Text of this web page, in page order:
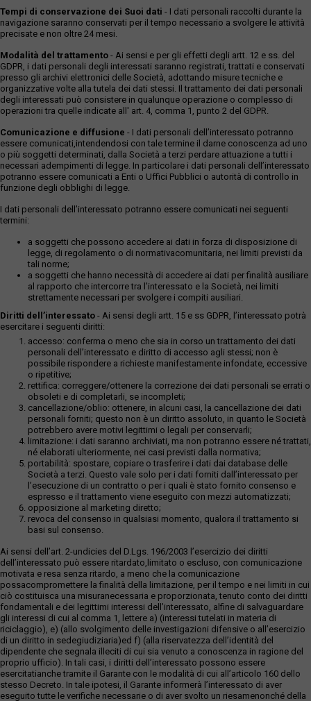
Tempi di conservazione dei Suoi dati - I dati personali raccolti durante la
navigazione saranno conservati per il tempo necessario a svolgere le attività
precisate e non oltre 24 mesi.
Modalità del trattamento - Ai sensi e per gli effetti degli artt. 12 e ss. del
GDPR, i dati personali degli interessati saranno registrati, trattati e conservati
presso gli archivi elettronici delle Società, adottando misure tecniche e
organizzative volte alla tutela dei dati stessi. Il trattamento dei dati personali
degli interessati può consistere in qualunque operazione o complesso di
operazioni tra quelle indicate all' art. 4, comma 1, punto 2 del GDPR.
Comunicazione e diffusione - I dati personali dell’interessato potranno
essere comunicati,intendendosi con tale termine il darne conoscenza ad uno
o più soggetti determinati, dalla Società a terzi perdare attuazione a tutti i
necessari adempimenti di legge. In particolare i dati personali dell’interessato
potranno essere comunicati a Enti o Uffici Pubblici o autorità di controllo in
funzione degli obblighi di legge.
I dati personali dell’interessato potranno essere comunicati nei seguenti
termini:
a soggetti che possono accedere ai dati in forza di disposizione di
legge, di regolamento o di normativacomunitaria, nei limiti previsti da
tali norme;
a soggetti che hanno necessità di accedere ai dati per finalità ausiliare
al rapporto che intercorre tra l’interessato e la Società, nei limiti
strettamente necessari per svolgere i compiti ausiliari.
Diritti dell’interessato - Ai sensi degli artt. 15 e ss GDPR, l’interessato potrà
esercitare i seguenti diritti:
accesso: conferma o meno che sia in corso un trattamento dei dati
personali dell’interessato e diritto di accesso agli stessi; non è
possibile rispondere a richieste manifestamente infondate, eccessive
o ripetitive;
rettifica: correggere/ottenere la correzione dei dati personali se errati o
obsoleti e di completarli, se incompleti;
cancellazione/oblio: ottenere, in alcuni casi, la cancellazione dei dati
personali forniti; questo non è un diritto assoluto, in quanto le Società
potrebbero avere motivi legittimi o legali per conservarli;
limitazione: i dati saranno archiviati, ma non potranno essere né trattati,
né elaborati ulteriormente, nei casi previsti dalla normativa;
portabilità: spostare, copiare o trasferire i dati dai database delle
Società a terzi. Questo vale solo per i dati forniti dall’interessato per
l’esecuzione di un contratto o per i quali è stato fornito consenso e
espresso e il trattamento viene eseguito con mezzi automatizzati;
opposizione al marketing diretto;
revoca del consenso in qualsiasi momento, qualora il trattamento si
basi sul consenso.
Ai sensi dell’art. 2-undicies del D.Lgs. 196/2003 l’esercizio dei diritti
dell’interessato può essere ritardato,limitato o escluso, con comunicazione
motivata e resa senza ritardo, a meno che la comunicazione
possacompromettere la finalità della limitazione, per il tempo e nei limiti in cui
ciò costituisca una misuranecessaria e proporzionata, tenuto conto dei diritti
fondamentali e dei legittimi interessi dell’interessato, alfine di salvaguardare
gli interessi di cui al comma 1, lettere a) (interessi tutelati in materia di
riciclaggio), e) (allo svolgimento delle investigazioni difensive o all’esercizio
di un diritto in sedegiudiziaria)ed f) (alla riservatezza dell’identità del
dipendente che segnala illeciti di cui sia venuto a conoscenza in ragione del
proprio ufficio). In tali casi, i diritti dell’interessato possono essere
esercitatianche tramite il Garante con le modalità di cui all’articolo 160 dello
stesso Decreto. In tale ipotesi, il Garante informerà l’interessato di aver
eseguito tutte le verifiche necessarie o di aver svolto un riesamenonché della